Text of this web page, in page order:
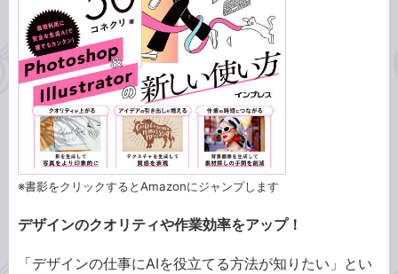
※書影をクリックするとAmazonにジャンプします
デザインのクオリティや作業効率をアップ！
「デザインの仕事にAIを役立てる方法が知りたい」とい